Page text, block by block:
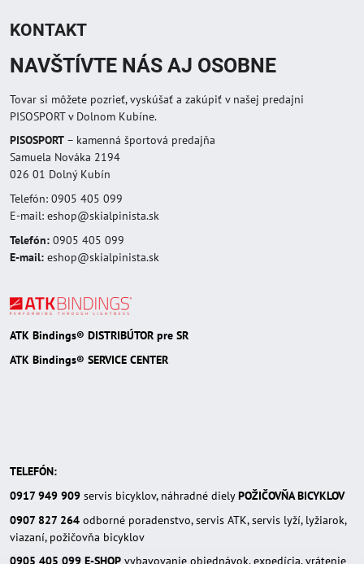
KONTAKT
NAVŠTÍVTE NÁS AJ OSOBNE
Tovar si môžete pozrieť, vyskúšať a zakúpiť v našej predajni
PISOSPORT v Dolnom Kubíne.
PISOSPORT – kamenná športová predajňa
Samuela Nováka 2194
026 01 Dolný Kubín
Telefón: 0905 405 099
E-mail: eshop@skialpinista.sk
Telefón: 0905 405 099
E-mail: eshop@skialpinista.sk
ATK Bindings® DISTRIBÚTOR pre SR
ATK Bindings® SERVICE CENTER
TELEFÓN:
0917 949 909 servis bicyklov, náhradné dielyPOŽIČOVŇA BICYKLOV
0907 827 264 odborné poradenstvo, servis ATK, servis lyží, lyžiarok,
viazaní, požičovňa bicyklov
0905 405 099 E-SHOP vybavovanie objednávok, expedícia, vrátenie